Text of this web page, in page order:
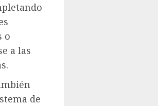
o
a las
de